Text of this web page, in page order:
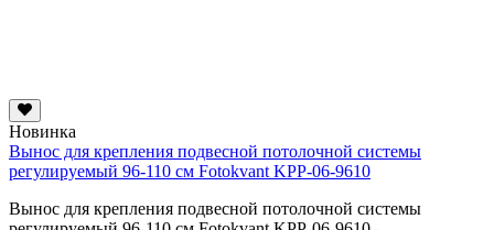
Новинка
Вынос для крепления подвесной потолочной системы
регулируемый 96-110 см Fotokvant KPP-06-9610
Вынос для крепления подвесной потолочной системы